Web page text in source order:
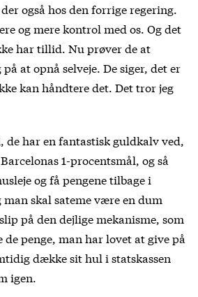
også hos den forrige regering.
og mere kontrol med os. Og det
har tillid. Nu prøver de at
på at opnå selveje. De siger, det er
kan håndtere det. Det tror jeg
de har en fantastisk guldkalv ved,
1-procentsmål, og så
og få pengene tilbage i
man skal sateme være en dum
på den dejlige mekanisme, som
de penge, man har lovet at give på
dække sit hul i statskassen
igen.